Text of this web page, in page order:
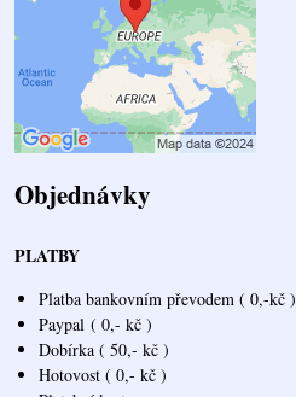
Objednávky
PLATBY
Platba bankovním převodem ( 0,-kč )
Paypal ( 0,- kč )
Dobírka ( 50,- kč )
Hotovost ( 0,- kč )